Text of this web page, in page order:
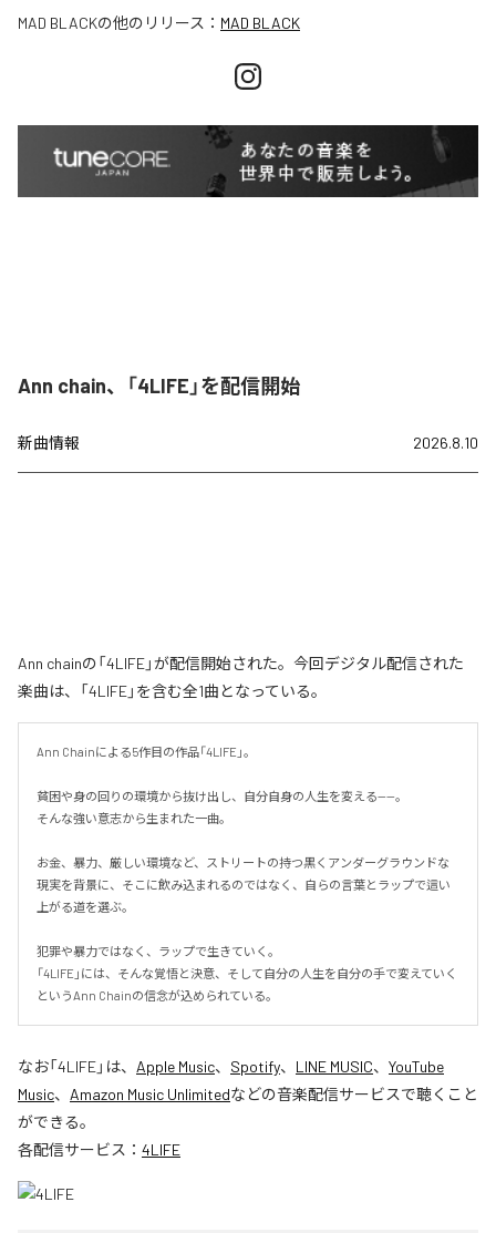
MAD BLACKの他のリリース： MAD BLACK
Ann chain、「4LIFE」を配信開始
新曲情報 2026.8.10
Ann chainの「4LIFE」が配信開始された。今回デジタル配信された
楽曲は、「4LIFE」を含む全1曲となっている。
Ann Chainによる5作目の作品「4LIFE」。
貧困や身の回りの環境から抜け出し、自分自身の人生を変える——。
そんな強い意志から生まれた一曲。
お金、暴力、厳しい環境など、ストリートの持つ黒くアンダーグラウンドな
現実を背景に、そこに飲み込まれるのではなく、自らの言葉とラップで這い
上がる道を選ぶ。
犯罪や暴力ではなく、ラップで生きていく。
「4LIFE」には、そんな覚悟と決意、そして自分の人生を自分の手で変えていく
というAnn Chainの信念が込められている。
なお「4LIFE」は、 Apple Music、 Spotify、 LINE MUSIC、 YouTube
Music、 Amazon Music Unlimitedなどの音楽配信サービスで聴くこと
ができる。
各配信サービス： 4LIFE